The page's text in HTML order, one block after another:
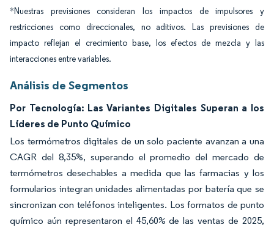
*Nuestras previsiones consideran los impactos de impulsores y
restricciones como direccionales, no aditivos. Las previsiones de
impacto reflejan el crecimiento base, los efectos de mezcla y las
interacciones entre variables.
Análisis de Segmentos
Por Tecnología: Las Variantes Digitales Superan a los
Líderes de Punto Químico
Los termómetros digitales de un solo paciente avanzan a una
CAGR del 8,35%, superando el promedio del mercado de
termómetros desechables a medida que las farmacias y los
formularios integran unidades alimentadas por batería que se
sincronizan con teléfonos inteligentes. Los formatos de punto
químico aún representaron el 45,60% de las ventas de 2025,